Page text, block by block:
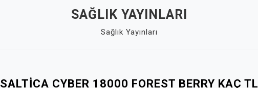
SAĞLIK YAYINLARI
Sağlık Yayınları
SALTICA CYBER 18000 FOREST BERRY KAÇ TL